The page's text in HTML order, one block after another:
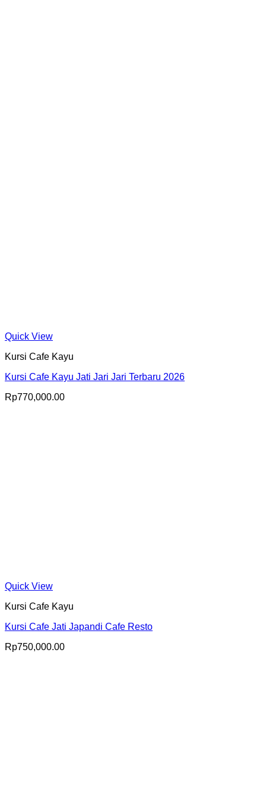
Quick View
Kursi Cafe Kayu
Kursi Cafe Kayu Jati Jari Jari Terbaru 2026
Rp770,000.00
Quick View
Kursi Cafe Kayu
Kursi Cafe Jati Japandi Cafe Resto
Rp750,000.00